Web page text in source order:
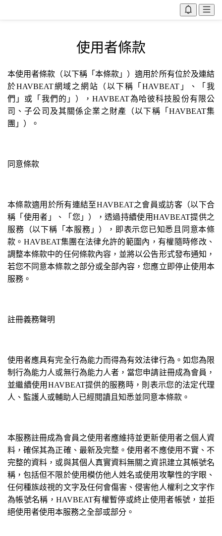
使用者條款
本使用者條款（以下稱「本條款」）適用於所有位於及連結
於HAVBEAT網域之網站（以下稱「HAVBEAT」、「我
們」或「我們的」），HAVBEAT為哈彼科技股份有限公
司、子公司及其關係企業之財產（以下稱「HAVBEAT集
團」）。
同意條款
本條款適用於所有連結至HAVBEAT之會員或訪客（以下合
稱「使用者」、「您」），透過持續使用HAVBEAT提供之
服務（以下稱「本服務」），即表示您已知悉且同意本條
款。HAVBEAT集團在法律允許的範圍內，有權隨時修改、
調整本條款中的任何條款內容，並將以公告形式發布通知，
若您不同意本條款之部分或全部內容，您應立即停止使用本
服務。
註冊義務聲明
使用者應具有完全行為能力而得為有效法律行為。如您為限
制行為能力人或無行為能力人者，當您申請註冊成為會員，
並繼續使用HAVBEAT提供的服務時，則表示您的法定代理
人、監護人或輔助人已經閱讀且知悉並同意本條款。
本服務註冊成為會員之使用者應維持並更新使用者之個人資
料，確保其為正確、最新及完整。使用者不應使用不實、不
完整的資料，或與其個人真實資料無關之資訊建立其帳號名
稱，包括但不限於使用模仿他人姓名或使用攻擊性的字眼、
任何種族歧視的文字及任何會傷害、侵害他人權利之文字作
為帳號名稱，HAVBEAT有權暫停或終止使用者帳號，並拒
絕使用者使用本服務之全部或部分。